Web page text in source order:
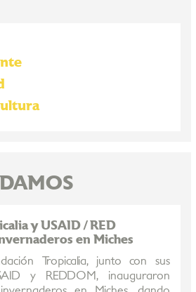
y USAID / RED
en Miches
Tropicalia, junto con sus
y REDDOM, inauguraron